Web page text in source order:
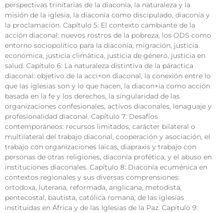
perspectivas trinitarias de la diaconía, la naturaleza y la
misión de la iglesia, la diaconía como discipulado, diaconía y
la proclamación. Capítulo 5: El contexto cambiante de la
acción diaconal: nuevos rostros de la pobreza, los ODS como
entorno sociopolítico para la diaconía, migración, justicia
económica, justicia climática, justicia de género, justicia en
salud. Capítulo 6: La naturaleza distintiva de la páractica
diaconal: objetivo de la acci+on diaconal, la conexión entre lo
que las iglesias son y lo que hacen, la diacon+ia como acción
basada en la fe y los derechos, la singularidad de las
organizaciones confesionales, activos diaconales, lenaguaje y
profesionalidad diaconal. Capítulo 7: Desafíos
contemporáneos: recursos limitados, carácter bilateral o
multilateral del trabajo diaconal, cooperación y asociación, el
trabajo con organizaciones laicas, diapraxis y trabajo con
personas de otras religiones, diaconía profética, y el abuso en
instituciones diaconales. Capítulo 8: Diaconía ecuménica en
contextos regionales y sus diversas comprensiones:
ortodoxa, luterana, reformada, anglicana, metodista,
pentecostal, bautista, católica romana, de las iglesias
instituidas en África y de las Iglesias de la Paz. Capítulo 9: